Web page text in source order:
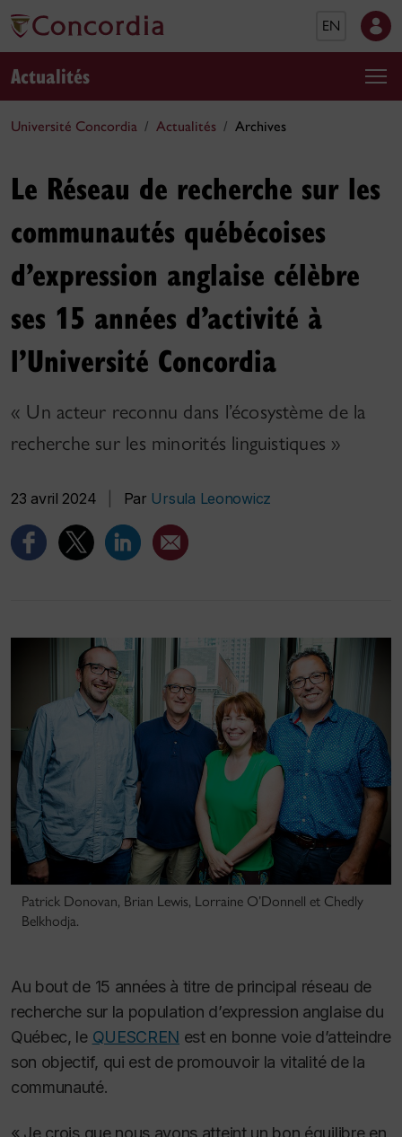
EN
Actualités
Université Concordia Actualités Archives
Le Réseau de recherche sur les
communautés québécoises
d’expression anglaise célèbre
ses 15 années d’activité à
l’Université Concordia
« Un acteur reconnu dans l’écosystème de la
recherche sur les minorités linguistiques »
23 avril 2024 Par Ursula Leonowicz
Patrick Donovan, Brian Lewis, Lorraine O’Donnell et Chedly
Belkhodja.
Au bout de 15 années à titre de principal réseau de
recherche sur la population d’expression anglaise du
Québec, le QUESCREN est en bonne voie d’atteindre
son objectif, qui est de promouvoir la vitalité de la
communauté.
« Je crois que nous avons atteint un bon équilibre en